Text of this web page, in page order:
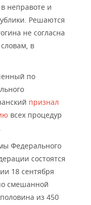
неправоте и
Решаются
не согласна
в
по
признал
всех процедур
Федерального
состоятся
18 сентября
смешанной
из 450